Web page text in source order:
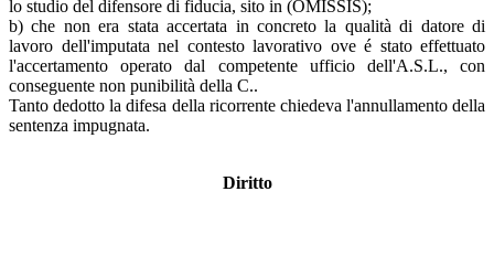
lo studio del difensore di fiducia, sito in (OMISSIS);
b) che non era stata accertata in concreto la qualità di datore di
lavoro dell'imputata nel contesto lavorativo ove é stato effettuato
l'accertamento operato dal competente ufficio dell'A.S.L., con
conseguente non punibilità della C..
Tanto dedotto la difesa della ricorrente chiedeva l'annullamento della
sentenza impugnata.
Diritto